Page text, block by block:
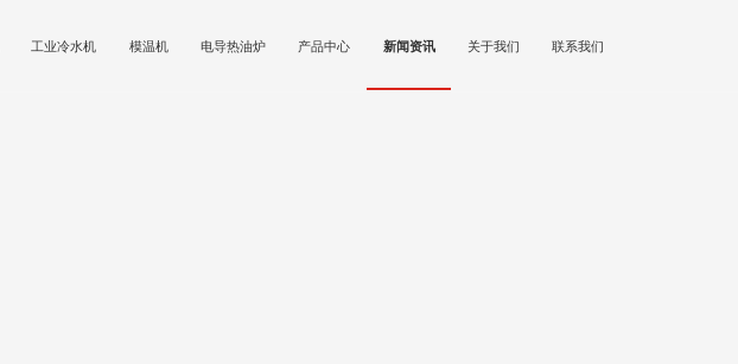
工业冷水机 模温机 电导热油炉 产品中心 新闻资讯 关于我们 联系我们